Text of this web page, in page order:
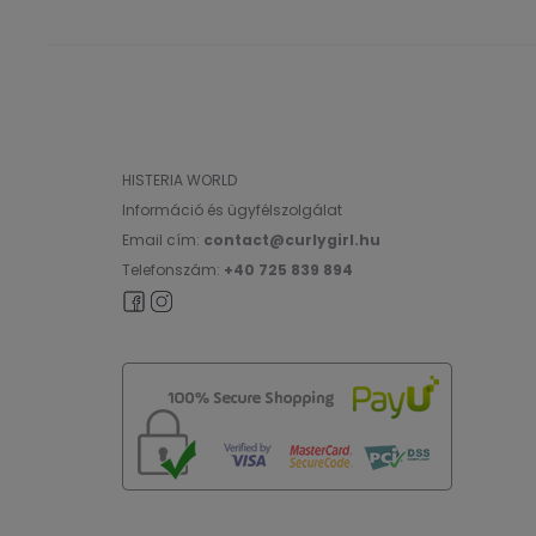
HISTERIA WORLD
Információ és ügyfélszolgálat
Email cím: contact@curlygirl.hu
Telefonszám: +40 725 839 894